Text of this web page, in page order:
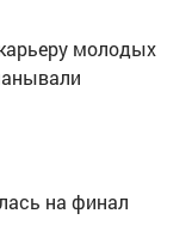
молодых
на финал